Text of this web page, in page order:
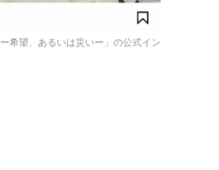
希望、あるいは災いー」の公式イン